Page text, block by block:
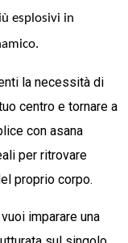
esplosivi in
la necessità di
centro e tornare a
con asana
per ritrovare
proprio corpo.
vuoi imparare una